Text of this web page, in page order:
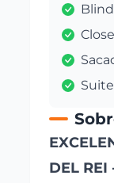
Suite
DEL REI